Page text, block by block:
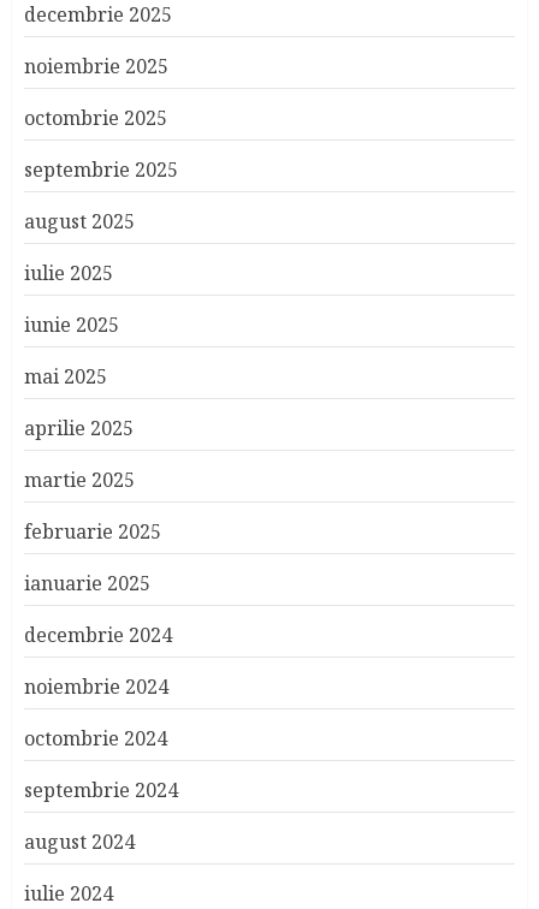
decembrie 2025
noiembrie 2025
octombrie 2025
septembrie 2025
august 2025
iulie 2025
iunie 2025
mai 2025
aprilie 2025
martie 2025
februarie 2025
ianuarie 2025
decembrie 2024
noiembrie 2024
octombrie 2024
septembrie 2024
august 2024
iulie 2024